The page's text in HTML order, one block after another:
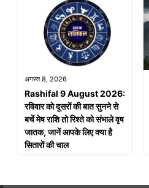
अगस्त 8, 2026
Rashifal 9 August 2026:
रविवार को दूसरों की बात सुनने से
बचें मेष राशि तो रिश्ते को संभाले वृष
जातक, जानें आपके लिए क्या है
सितारों की चाल